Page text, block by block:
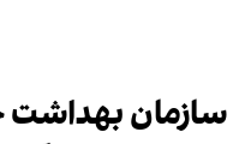
سازمان بهداشت